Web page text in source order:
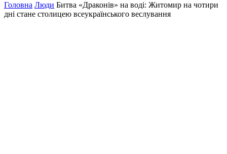
Головна Люди Битва «Драконів» на воді: Житомир на чотири
дні стане столицею всеукраїнського веслування